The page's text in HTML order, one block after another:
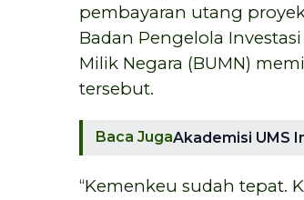
pembayaran utang
Badan Pengelola
Milik Negara (BUMN)
tersebut.
Baca JugaAkademisi UMS
“Kemenkeu sudah tepat.